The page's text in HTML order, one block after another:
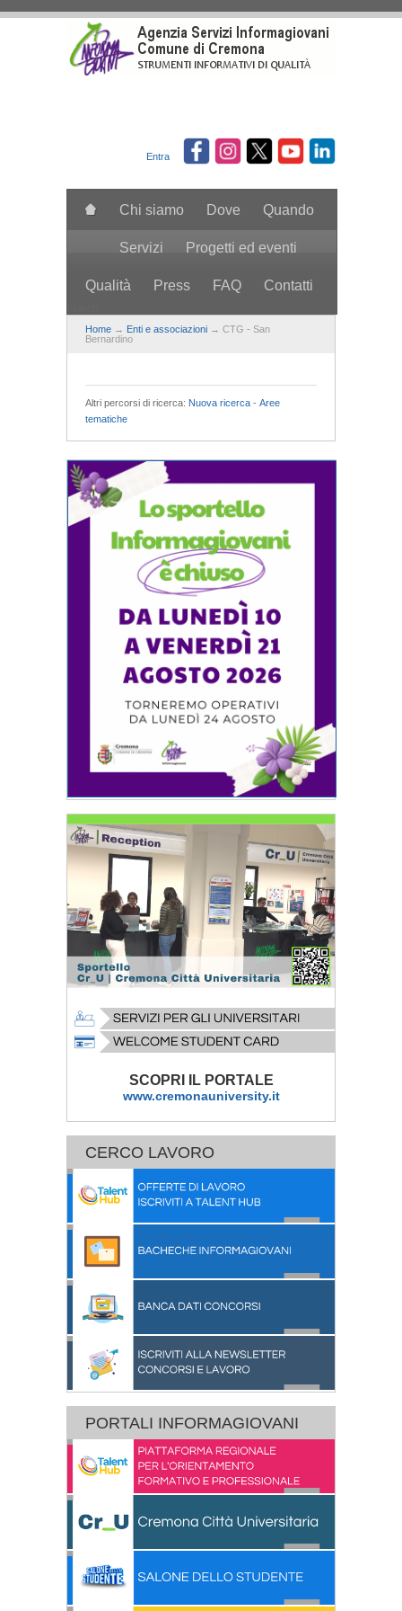
Entra
Chi siamo Dove Quando
Servizi Progetti ed eventi
Qualità Press FAQ Contatti
Home → Enti e associazioni → CTG - San
Bernardino
Altri percorsi di ricerca: Nuova ricerca - Aree
tematiche
SCOPRI IL PORTALE
www.cremonauniversity.it
CERCO LAVORO
PORTALI INFORMAGIOVANI